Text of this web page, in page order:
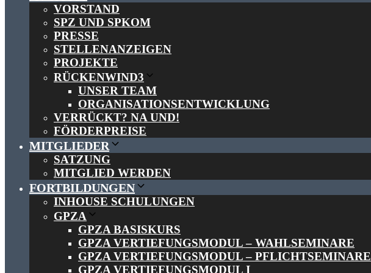
VORSTAND
SPZ UND SPKOM
PRESSE
STELLENANZEIGEN
PROJEKTE
RÜCKENWIND3
UNSER TEAM
ORGANISATIONSENTWICKLUNG
VERRÜCKT? NA UND!
FÖRDERPREISE
MITGLIEDER
SATZUNG
MITGLIED WERDEN
FORTBILDUNGEN
INHOUSE SCHULUNGEN
GPZA
GPZA BASISKURS
GPZA VERTIEFUNGSMODUL – WAHLSEMINARE
GPZA VERTIEFUNGSMODUL – PFLICHTSEMINARE
GPZA VERTIEFUNGSMODUL I